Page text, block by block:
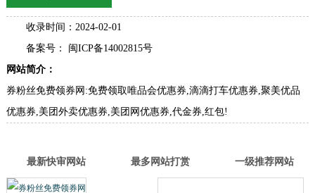
收录时间：2024-02-01
备案号： 闽ICP备14002815号
网站简介：
券粉丝免费领券网:免费领取唯品会优惠券,滴滴打车优惠券,聚美优品
优惠券,美团外卖优惠券,美团网优惠券,代金券,红包!
最新快审网站 最多网站打赏 一级推荐网站